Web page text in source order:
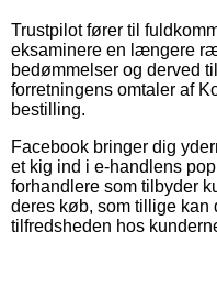
Trustpilot fører til
eksaminere en længere
bedømmelser og derved
forretningens omtaler af
bestilling.
Facebook bringer dig
et kig ind i e-handlens
forhandlere som tilbyder
deres køb, som tillige kan
tilfredsheden hos